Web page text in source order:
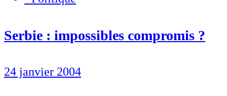
Serbie : impossibles compromis ?
24 janvier 2004